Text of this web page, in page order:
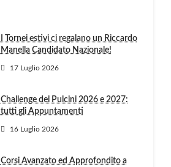
I Tornei estivi ci regalano un Riccardo
Manella Candidato Nazionale!
17 Luglio 2026
Challenge dei Pulcini 2026 e 2027:
tutti gli Appuntamenti
16 Luglio 2026
Corsi Avanzato ed Approfondito a